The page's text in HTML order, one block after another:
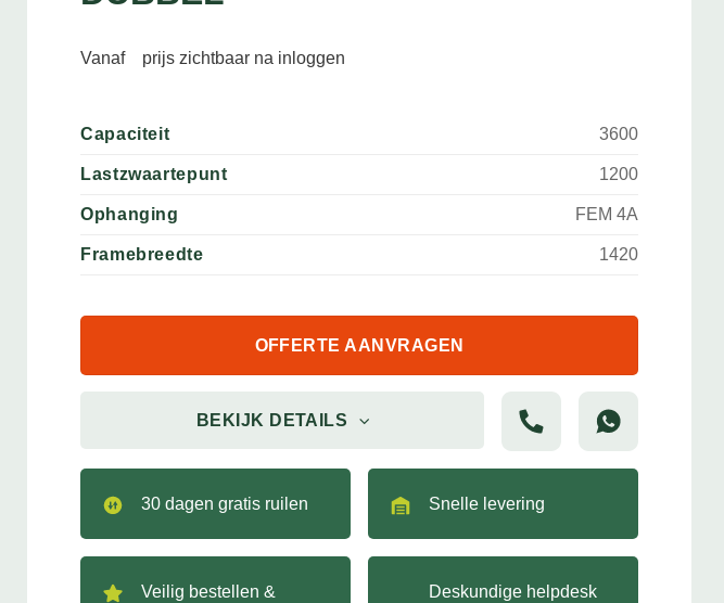
Vanaf prijs zichtbaar na inloggen
Capaciteit 3600
Lastzwaartepunt 1200
Ophanging FEM 4A
Framebreedte 1420
OFFERTE AANVRAGEN
BEKIJK DETAILS
30 dagen gratis ruilen Snelle levering
Veilig bestellen &
Deskundige helpdesk